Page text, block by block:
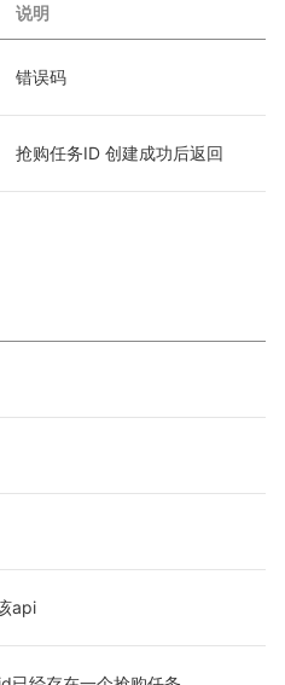
说明
错误码
抢购任务ID 创建成功后返回
api